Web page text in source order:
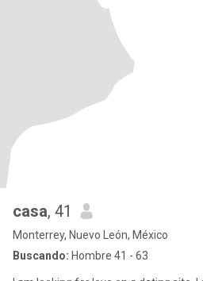
casa, 41
Monterrey, Nuevo León, México
Buscando: Hombre 41 - 63